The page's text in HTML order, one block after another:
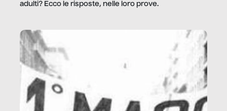
adulti? Ecco le risposte, nelle loro prove.